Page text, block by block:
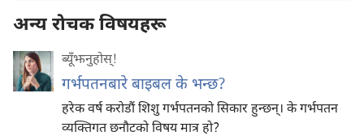
अन्य रोचक विषयहरू
ब्यूँझनुहोस्!
गर्भपतनबारे बाइबल के भन्छ?
हरेक वर्ष करोडौं शिशु गर्भपतनको सिकार हुन्छन्‌। के गर्भपतन
व्यक्‍तिगत छनौटको विषय मात्र हो?